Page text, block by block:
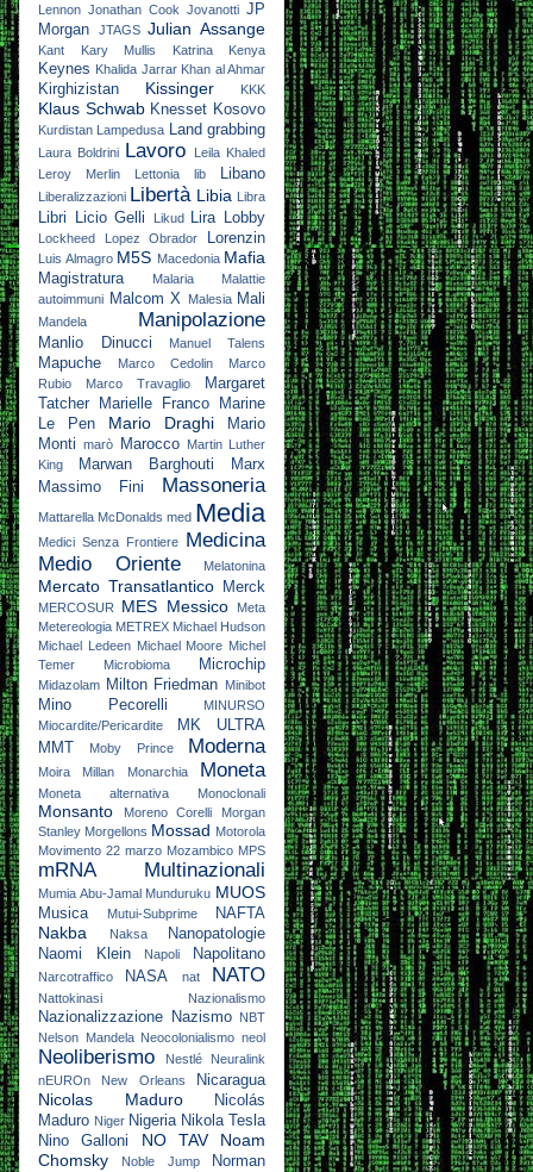
Lennon Jonathan Cook Jovanotti JP
Morgan
JTAGS Julian Assange
Kant Kary Mullis Katrina Kenya
Keynes Khalida Jarrar Khan al Ahmar
Kirghizistan Kissinger KKK
Klaus Schwab Knesset Kosovo
Kurdistan Lampedusa Land grabbing
Laura Boldrini Lavoro
Leila Khaled
Leroy Merlin
Lettonia lib Libano
Liberalizzazioni Libertà Libia Libra
Libri Licio Gelli Likud Lira Lobby
Lockheed Lopez Obrador Lorenzin
Luis Almagro M5S Macedonia Mafia
Magistratura Malaria
Malattie
autoimmuni Malcom X Malesia Mali
Mandela Manipolazione
Manlio Dinucci Manuel Talens
Mapuche Marco Cedolin
Marco
Rubio
Marco Travaglio
Margaret
Tatcher
Marielle Franco
Marine
Le Pen
Mario Draghi
Mario
Monti
marò Marocco
Martin Luther
King
Marwan Barghouti
Marx
Massimo Fini
Massoneria
Mattarella McDonalds med Media
Medici Senza Frontiere Medicina
Medio Oriente
Melatonina
Mercato Transatlantico Merck
MERCOSUR MES Messico
Meta
Metereologia METREX Michael Hudson
Michael Ledeen Michael Moore Michel
Temer
Microbioma Microchip
Midazolam Milton Friedman Minibot
Mino Pecorelli
MINURSO
Miocardite/Pericardite
MK ULTRA
MMT
Moby Prince Moderna
Moira Millan Monarchia Moneta
Moneta alternativa Monoclonali
Monsanto Moreno Corelli
Morgan
Stanley Morgellons Mossad Motorola
Movimento 22 marzo Mozambico MPS
mRNA Multinazionali
Mumia Abu-Jamal Munduruku MUOS
Musica Mutui-Subprime NAFTA
Nakba Naksa
Nanopatologie
Naomi Klein
Napoli Napolitano
Narcotraffico NASA nat NATO
Nattokinasi Nazionalismo
Nazionalizzazione Nazismo
NBT
Nelson Mandela Neocolonialismo neol
Neoliberismo Nestlé
Neuralink
nEUROn
New Orleans Nicaragua
Nicolas Maduro
Nicolás
Maduro Niger Nigeria Nikola Tesla
Nino Galloni
NO TAV
Noam
Chomsky
Noble Jump
Norman